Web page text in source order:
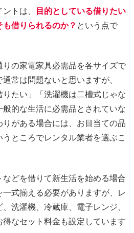
トは、
目的としている借りたい
借りられるのか？ という点で
りの家電家具必需品を各サイズで
常は問題ないと思いますが、
りたい」「洗濯機は二槽式じゃな
的な生活に必需品とされていな
がある場合には、お目当ての品
ところでレンタル業者を選ぶこ
どを借りて新生活を始める場合
式揃える必要がありますが、レ
洗濯機、冷蔵庫、電子レンジ、
なセット料金も設定しています